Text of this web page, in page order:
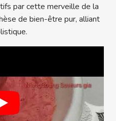
par cette merveille de la
de bien-être pur, alliant